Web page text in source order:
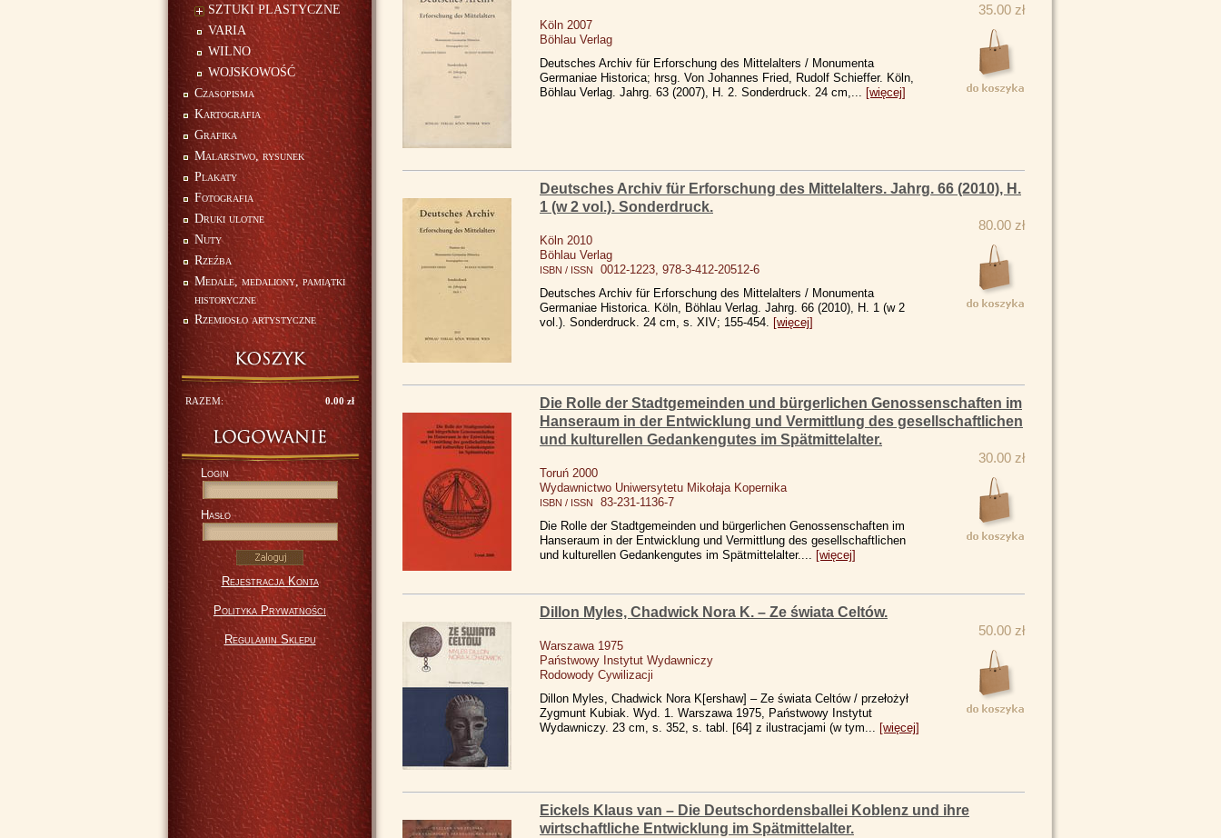
SZTUKI PLASTYCZNE
VARIA
WILNO
WOJSKOWOŚĆ
Czasopisma
Kartografia
Grafika
Malarstwo, rysunek
Plakaty
Fotografia
Druki ulotne
Nuty
Rzeźba
Medale, medaliony, pamiątki
historyczne
Rzemiosło artystyczne
RAZEM: 0.00 zł
Login
Hasło
Rejestracja Konta
Polityka Prywatności
Regulamin Sklepu
35.00 zł
Köln 2007
Böhlau Verlag
Deutsches Archiv für Erforschung des Mittelalters / Monumenta
Germaniae Historica; hrsg. Von Johannes Fried, Rudolf Schieffer. Köln,
Böhlau Verlag. Jahrg. 63 (2007), H. 2. Sonderdruck. 24 cm,... [więcej]
Deutsches Archiv für Erforschung des Mittelalters. Jahrg. 66 (2010), H.
1 (w 2 vol.). Sonderdruck.
80.00 zł
Köln 2010
Böhlau Verlag
ISBN / ISSN
0012-1223, 978-3-412-20512-6
Deutsches Archiv für Erforschung des Mittelalters / Monumenta
Germaniae Historica. Köln, Böhlau Verlag. Jahrg. 66 (2010), H. 1 (w 2
vol.). Sonderdruck. 24 cm, s. XIV; 155-454. [więcej]
Die Rolle der Stadtgemeinden und bürgerlichen Genossenschaften im
Hanseraum in der Entwicklung und Vermittlung des gesellschaftlichen
und kulturellen Gedankengutes im Spätmittelalter.
30.00 zł
Toruń 2000
Wydawnictwo Uniwersytetu Mikołaja Kopernika
ISBN / ISSN
83-231-1136-7
Die Rolle der Stadtgemeinden und bürgerlichen Genossenschaften im
Hanseraum in der Entwicklung und Vermittlung des gesellschaftlichen
und kulturellen Gedankengutes im Spätmittelalter.... [więcej]
Dillon Myles, Chadwick Nora K. – Ze świata Celtów.
50.00 zł
Warszawa 1975
Państwowy Instytut Wydawniczy
Rodowody Cywilizacji
Dillon Myles, Chadwick Nora K[ershaw] – Ze świata Celtów / przełożył
Zygmunt Kubiak. Wyd. 1. Warszawa 1975, Państwowy Instytut
Wydawniczy. 23 cm, s. 352, s. tabl. [64] z ilustracjami (w tym... [więcej]
Eickels Klaus van – Die Deutschordensballei Koblenz und ihre
wirtschaftliche Entwicklung im Spätmittelalter.